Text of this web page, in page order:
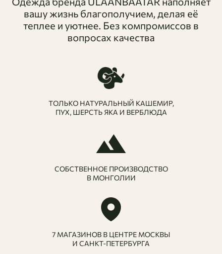
который позволяет сделать силуэт более собранным и
приталенным. Кардиган без рукавов идеально
сочетается с базовыми водолазками, тонкими
вашу жизнь благополучием, делая её
теплее и уютнее. Без компромиссов в
вопросах качества
ТОЛЬКО НАТУРАЛЬНЫЙ КАШЕМИР,
ПУХ, ШЕРСТЬ ЯКА И ВЕРБЛЮДА
СОБСТВЕННОЕ ПРОИЗВОДСТВО
В МОНГОЛИИ
7 МАГАЗИНОВ В ЦЕНТРЕ МОСКВЫ
И САНКТ-ПЕТЕРБУРГА